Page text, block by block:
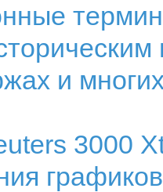
и
3000